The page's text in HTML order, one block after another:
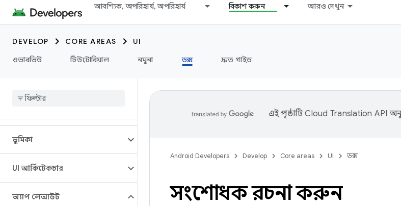
আবশ্যিক, অপরিহার্য, অপরিহার্য বিকাশ করুন আরও দেখুন
DEVELOP CORE AREAS
UI
ওভারভিউ
টিউটোরিয়াল নমুনা ডক্স দ্রুত গাইড
ভূমিকা
UI আর্কিটেকচার
অ্যাপ লেআউট
এই পৃষ্ঠাটিCloud Translation API
Android Developers Develop Core areas UI ডক্স
সংশোধক রচনা করুন